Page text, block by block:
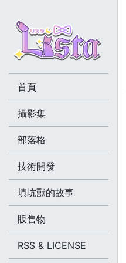
首頁
攝影集
部落格
技術開發
填坑獸的故事
販售物
RSS & LICENSE